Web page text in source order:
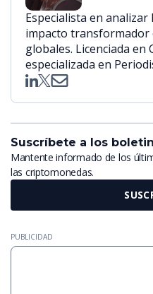
Especialista en
impacto transformador
globales. Licenciada en
especializada en
Suscríbete a los
Mantente informado de los
las criptomonedas.
PUBLICIDAD